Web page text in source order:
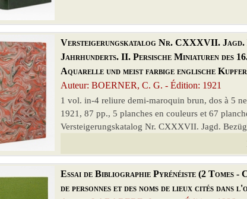
Versteigerungskatalog Nr. CXXXVII. Jagd.
Jahrhunderts. II. Persische Miniaturen des
Aquarelle und meist farbige englische
Auteur: BOERNER, C. G. - Édition: 1921
1 vol. in-4 reliure demi-maroquin brun, dos à 5
1921, 87 pp., 5 planches en couleurs et 67
Versteigerungskatalog Nr. CXXXVII. Jagd.
Essai de Bibliographie Pyrénéiste (2 Tomes -
de personnes et des noms de lieux cités